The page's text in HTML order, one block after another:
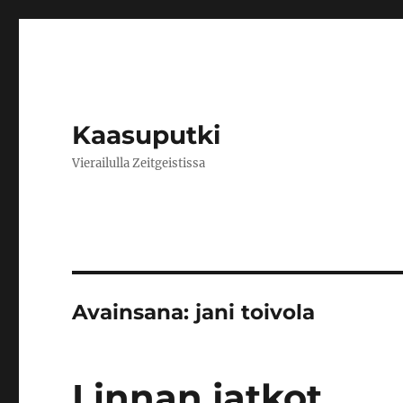
Kaasuputki
Vierailulla Zeitgeistissa
Avainsana: jani toivola